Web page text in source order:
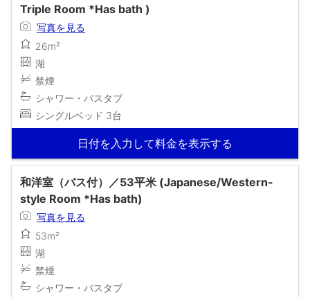
Triple Room *Has bath )
写真を見る
26m²
湖
禁煙
シャワー・バスタブ
シングルベッド 3台
日付を入力して料金を表示する
和洋室（バス付）／53平米 (Japanese/Western-
style Room *Has bath)
写真を見る
53m²
湖
禁煙
シャワー・バスタブ